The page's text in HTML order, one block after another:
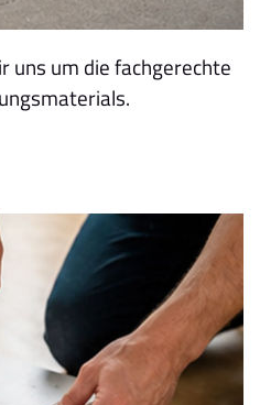
uns um die fachgerechte